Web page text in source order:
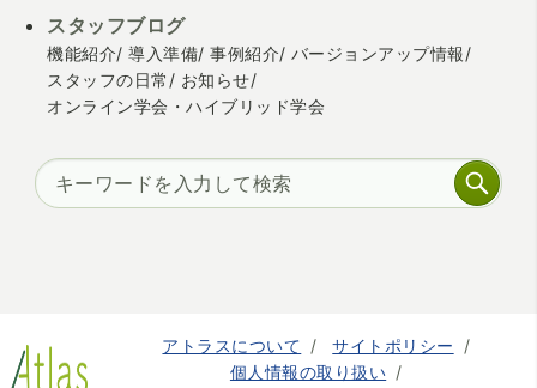
スタッフブログ
機能紹介 導入準備 事例紹介 バージョンアップ情報
スタッフの日常
お知らせ
オンライン学会・ハイブリッド学会
アトラスについて
サイトポリシー
個人情報の取り扱い